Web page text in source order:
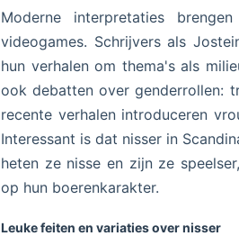
Moderne interpretaties
videogames. Schrijvers als
hun verhalen om thema's als
ook debatten over genderrollen:
recente verhalen introduceren
Interessant is dat nisser in
heten ze nisse en zijn ze
op hun boerenkarakter.
Leuke feiten en variaties over nisser